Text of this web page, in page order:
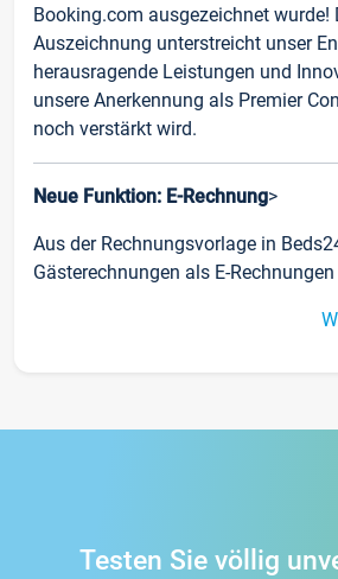
Booking.com ausgezeichnet wurde!
Auszeichnung unterstreicht unser
herausragende Leistungen und
unsere Anerkennung als Premier
noch verstärkt wird.
Neue Funktion: E-Rechnung>
Aus der Rechnungsvorlage in
Gästerechnungen als E-
Testen Sie völlig